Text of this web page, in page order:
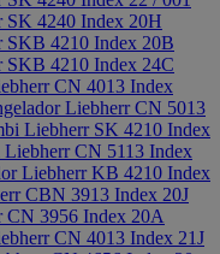
4240 Index 20H
4210 Index 20B
4210 Index 24C
CN 4013 Index
Liebherr CN 5013
Liebherr SK 4210 Index
CN 5113 Index
Liebherr KB 4210 Index
CBN 3913 Index 20J
3956 Index 20A
CN 4013 Index 21J